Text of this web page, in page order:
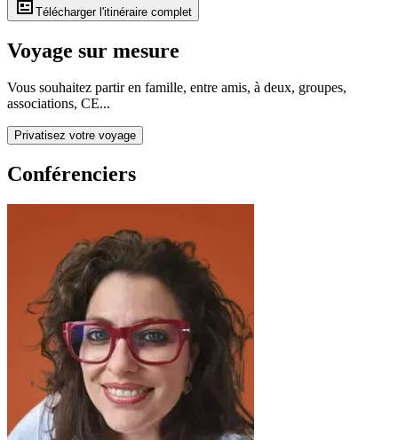
Télécharger l'itinéraire complet
Voyage sur mesure
Vous souhaitez partir en famille, entre amis, à deux, groupes,
associations, CE...
Privatisez votre voyage
Conférenciers